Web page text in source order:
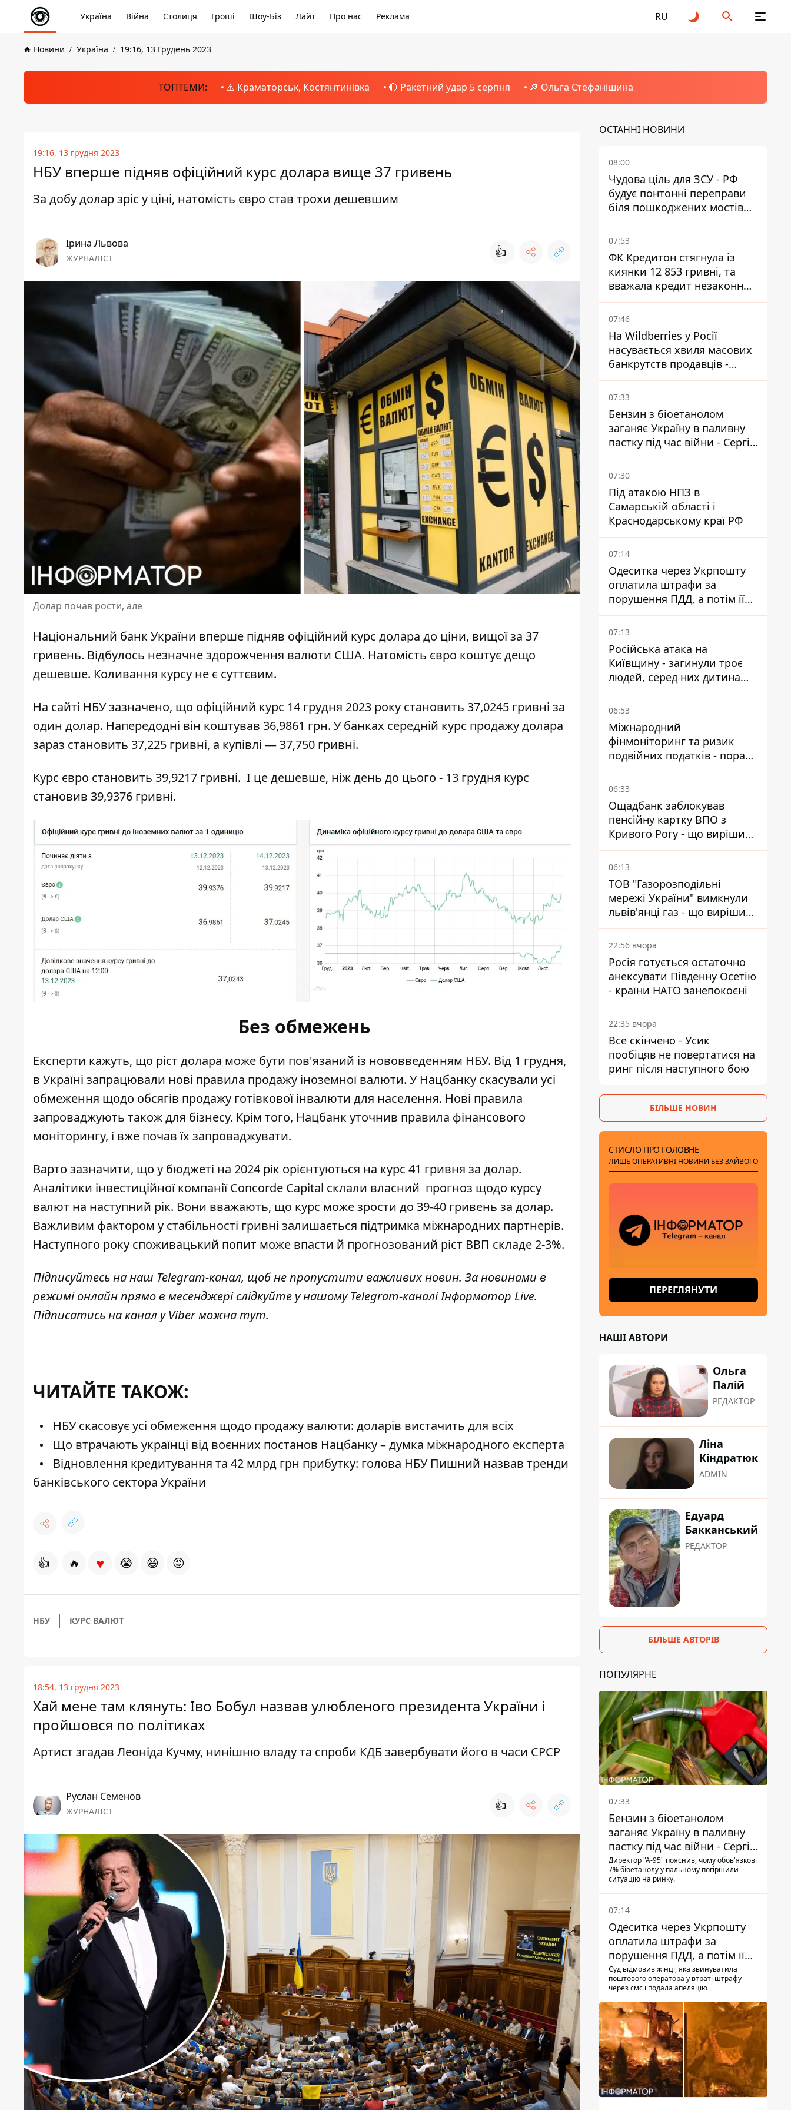
Україна Війна Столиця Гроші Шоу-Біз Лайт Про нас Реклама RU
Новини Україна 19:16, 13 Грудень 2023
ТОПТЕМИ: ⚠️ Краматорськ, Костянтинівка 🔴 Ракетний удар 5 серпня 🔎 Ольга Стефанішина
19:16, 13 грудня 2023
НБУ вперше підняв офіційний курс долара вище 37 гривень
За добу долар зріс у ціні, натомість євро став трохи дешевшим
Ірина Львова
ЖУРНАЛІСТ 👍
Долар почав рости, але
Національний банк України вперше підняв офіційний курс долара до ціни, вищої за 37
гривень. Відбулось незначне здорожчення валюти США. Натомість євро коштує дещо
дешевше. Коливання курсу не є суттєвим.
На сайті НБУ зазначено, що офіційний курс 14 грудня 2023 року становить 37,0245 гривні за
один долар. Напередодні він коштував 36,9861 грн. У банках середній курс продажу долара
зараз становить 37,225 гривні, а купівлі — 37,750 гривні.
Курс євро становить 39,9217 гривні. І це дешевше, ніж день до цього - 13 грудня курс
становив 39,9376 гривні.
Без обмежень
Експерти кажуть, що ріст долара може бути пов'язаний із нововведенням НБУ. Від 1 грудня,
в Україні запрацювали нові правила продажу іноземної валюти. У Нацбанку скасували усі
обмеження щодо обсягів продажу готівкової інвалюти для населення. Нові правила
запроваджують також для бізнесу. Крім того, Нацбанк уточнив правила фінансового
моніторингу, і вже почав їх запроваджувати.
Варто зазначити, що у бюджеті на 2024 рік орієнтуються на курс 41 гривня за долар.
Аналітики інвестиційної компанії Concorde Capital склали власний прогноз щодо курсу
валют на наступний рік. Вони вважають, що курс може зрости до 39-40 гривень за долар.
Важливим фактором у стабільності гривні залишається підтримка міжнародних партнерів.
Наступного року споживацький попит може впасти й прогнозований ріст ВВП складе 2-3%.
Підписуйтесь на наш Telegram-канал, щоб не пропустити важливих новин. За новинами в
режимі онлайн прямо в месенджері слідкуйте у нашому Telegram-каналіІнформатор Live.
Підписатись на канал у Viber можнатут.
ЧИТАЙТЕ ТАКОЖ:
НБУ скасовує усі обмеження щодо продажу валюти: доларів вистачить для всіх
Що втрачають українці від воєнних постанов Нацбанку – думка міжнародного експерта
Відновлення кредитування та 42 млрд грн прибутку: голова НБУ Пишний назвав тренди
банківського сектора України
👍 🔥 ♥ 😭 😆 😡
НБУ КУРС ВАЛЮТ
18:54, 13 грудня 2023
Хай мене там клянуть: Іво Бобул назвав улюбленого президента України і
пройшовся по політиках
Артист згадав Леоніда Кучму, нинішню владу та спроби КДБ завербувати його в часи СРСР
Руслан Семенов
ЖУРНАЛІСТ 👍
ОСТАННІ НОВИНИ
08:00
Чудова ціль для ЗСУ - РФ
будує понтонні переправи
біля пошкоджених мостів
на ТОТ
07:53
ФК Кредитон стягнула із
киянки 12 853 гривні, та
вважала кредит незаконним
- що вирішив суд
07:46
На Wildberries у Росії
насувається хвиля масових
банкрутств продавців -
Reuters
07:33
Бензин з біоетанолом
заганяє Україну в паливну
пастку під час війни - Сергій
Куюн
07:30
Під атакою НПЗ в
Самарській області і
Краснодарському краї РФ
07:14
Одеситка через Укрпошту
оплатила штрафи за
порушення ПДД, а потім її
рахунки заблокували - в
чому причина і що вирішив
07:13
Російська атака на
Київщину - загинули троє
людей, серед них дитина
2022 року народження
06:53
Міжнародний
фінмоніторинг та ризик
подвійних податків - поради
українцям в Польщі
06:33
Ощадбанк заблокував
пенсійну картку ВПО з
Кривого Рогу - що вирішив
суд
06:13
ТОВ "Газорозподільні
мережі України" вимкнули
львів'янці газ - що вирішив
суд
22:56 вчора
Росія готується остаточно
анексувати Південну Осетію
- країни НАТО занепокоєні
22:35 вчора
Все скінчено - Усик
пообіцяв не повертатися на
ринг після наступного бою
БІЛЬШЕ НОВИН
СТИСЛО ПРО ГОЛОВНЕ
ЛИШЕ ОПЕРАТИВНІ НОВИНИ БЕЗ ЗАЙВОГО
ПЕРЕГЛЯНУТИ
НАШІ АВТОРИ
Ольга
Палій
РЕДАКТОР
Ліна
Кіндратюк
ADMIN
Едуард
Бакканський
РЕДАКТОР
БІЛЬШЕ АВТОРІВ
ПОПУЛЯРНЕ
07:33
Бензин з біоетанолом
заганяє Україну в паливну
пастку під час війни - Сергій
Куюн
Директор "А-95" пояснив, чому обов'язкові
7% біоетанолу у пальному погіршили
ситуацію на ринку.
07:14
Одеситка через Укрпошту
оплатила штрафи за
порушення ПДД, а потім її
рахунки заблокували - в
чому причина і що вирішив
Суд відмовив жінці, яка звинуватила
поштового оператора у втраті штрафу
через смс і подала апеляцію